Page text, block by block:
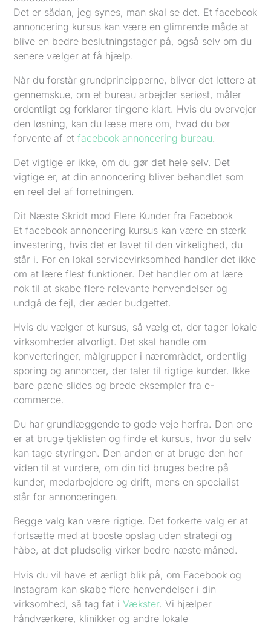
Det er sådan, jeg synes, man skal se det. Et facebook
annoncering kursus kan være en glimrende måde at
blive en bedre beslutningstager på, også selv om du
senere vælger at få hjælp.
Når du forstår grundprincipperne, bliver det lettere at
gennemskue, om et bureau arbejder seriøst, måler
ordentligt og forklarer tingene klart. Hvis du overvejer
den løsning, kan du læse mere om, hvad du bør
forvente af etfacebook annoncering bureau.
Det vigtige er ikke, om du gør det hele selv. Det
vigtige er, at din annoncering bliver behandlet som
en reel del af forretningen.
Dit Næste Skridt mod Flere Kunder fra Facebook
Et facebook annoncering kursus kan være en stærk
investering, hvis det er lavet til den virkelighed, du
står i. For en lokal servicevirksomhed handler det ikke
om at lære flest funktioner. Det handler om at lære
nok til at skabe flere relevante henvendelser og
undgå de fejl, der æder budgettet.
Hvis du vælger et kursus, så vælg et, der tager lokale
virksomheder alvorligt. Det skal handle om
konverteringer, målgrupper i nærområdet, ordentlig
sporing og annoncer, der taler til rigtige kunder. Ikke
bare pæne slides og brede eksempler fra e-
commerce.
Du har grundlæggende to gode veje herfra. Den ene
er at bruge tjeklisten og finde et kursus, hvor du selv
kan tage styringen. Den anden er at bruge den her
viden til at vurdere, om din tid bruges bedre på
kunder, medarbejdere og drift, mens en specialist
står for annonceringen.
Begge valg kan være rigtige. Det forkerte valg er at
fortsætte med at booste opslag uden strategi og
håbe, at det pludselig virker bedre næste måned.
Hvis du vil have et ærligt blik på, om Facebook og
Instagram kan skabe flere henvendelser i din
virksomhed, så tag fat iVækster. Vi hjælper
håndværkere, klinikker og andre lokale